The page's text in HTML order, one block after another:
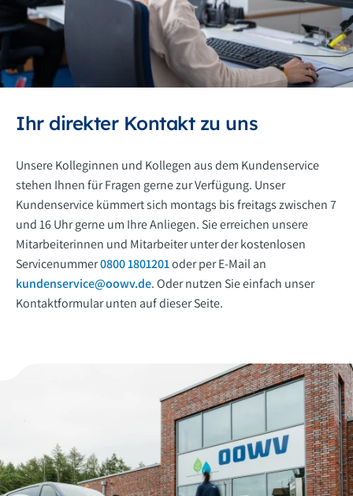
Ihr direkter Kontakt zu uns
Unsere Kolleginnen und Kollegen aus dem Kundenservice
stehen Ihnen für Fragen gerne zur Verfügung. Unser
Kundenservice kümmert sich montags bis freitags zwischen 7
und 16 Uhr gerne um Ihre Anliegen. Sie erreichen unsere
Mitarbeiterinnen und Mitarbeiter unter der kostenlosen
Servicenummer0800 1801201oder per E-Mail an
kundenservice@oowv.de. Oder nutzen Sie einfach unser
Kontaktformular unten auf dieser Seite.